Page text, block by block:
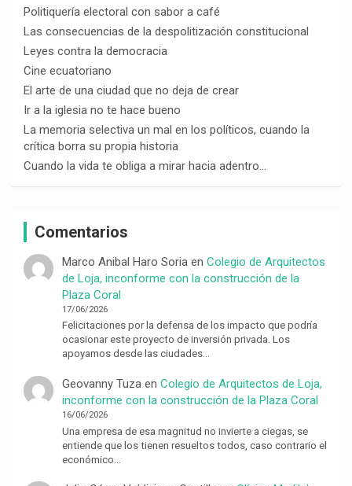
Politiquería electoral con sabor a café
Las consecuencias de la despolitización constitucional
Leyes contra la democracia
Cine ecuatoriano
El arte de una ciudad que no deja de crear
Ir a la iglesia no te hace bueno
La memoria selectiva un mal en los políticos, cuando la
crítica borra su propia historia
Cuando la vida te obliga a mirar hacia adentro…
Comentarios
Marco Anibal Haro Soriaen Colegio de Arquitectos
de Loja, inconforme con la construcción de la
Plaza Coral
17/06/2026
Felicitaciones por la defensa de los impacto que podría
ocasionar este proyecto de inversión privada. Los
apoyamos desde las ciudades…
Geovanny Tuzaen Colegio de Arquitectos de Loja,
inconforme con la construcción de la Plaza Coral
16/06/2026
Una empresa de esa magnitud no invierte a ciegas, se
entiende que los tienen resueltos todos, caso contrario el
económico…